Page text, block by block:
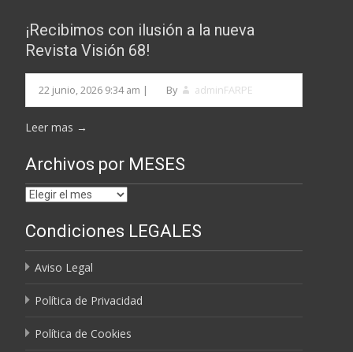
¡Recibimos con ilusión a la nueva
Revista Visión 68!
22 junio, 2026 9:34 am | By adminFARPE
Leer mas →
Archivos por MESES
Archivos
MESES
Condiciones LEGALES
Aviso Legal
Política de Privacidad
Política de Cookies